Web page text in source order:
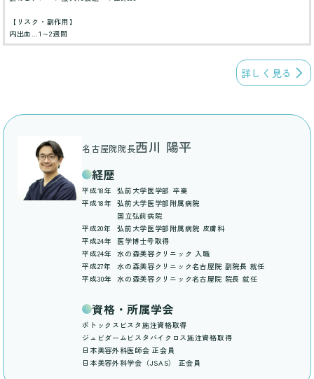
【リスク・副作用】
内出血…1～2週間
詳しく見る
名古屋院院長西川 陽平
経歴
平成18年
弘前大学医学部 卒業
平成18年
弘前大学医学部附属病院
国立弘前病院
平成20年
弘前大学医学部附属病院 皮膚科
平成24年
医学博士号取得
平成24年
水の森美容クリニック 入職
平成27年
水の森美容クリニック名古屋院 副院長 就任
平成30年
水の森美容クリニック名古屋院 院長 就任
資格・所属学会
ボトックスビスタ施注資格取得
ジュビダームビスタバイクロス施注資格取得
日本美容外科医師会 正会員
日本美容外科学会（JSAS） 正会員